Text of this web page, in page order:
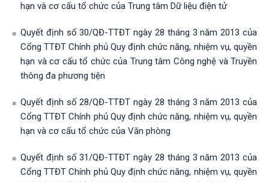
hạn và cơ cấu tổ chức của Trung tâm Dữ liệu điện tử
Quyết định số 30/QĐ-TTĐT ngày 28 tháng 3 năm 2013 của
Cổng TTĐT Chính phủ Quy định chức năng, nhiệm vụ, quyền
hạn và cơ cấu tổ chức của Trung tâm Công nghệ và Truyền
thông đa phương tiện
Quyết định số 28/QĐ-TTĐT ngày 28 tháng 3 năm 2013 của
Cổng TTĐT Chính phủ Quy định chức năng, nhiệm vụ, quyền
hạn và cơ cấu tổ chức của Văn phòng
Quyết định số 31/QĐ-TTĐT ngày 28 tháng 3 năm 2013 của
Cổng TTĐT Chính phủ Quy định chức năng, nhiệm vụ, quyền